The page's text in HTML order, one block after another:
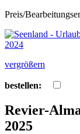
Preis/
vergrößern
bestellen:
Revier-
2025